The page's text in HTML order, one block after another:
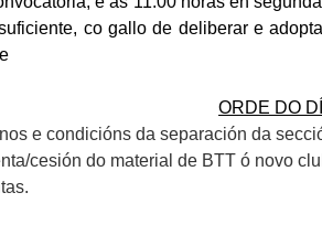
co gallo de deliberar e
ORDE DO
e condicións da separación da
cesión do material de BTT ó novo